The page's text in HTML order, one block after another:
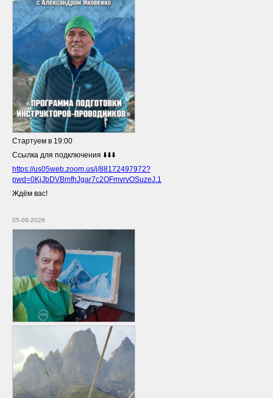
Стартуем в 19:00
Ссылка для подключения ⬇️⬇️⬇️
https://us05web.zoom.us/j/88172497972?
pwd=0KjJbDVBmfhJgar7c2OFmvrvOSuzeJ.1
Ждём вас!
05-08-2026